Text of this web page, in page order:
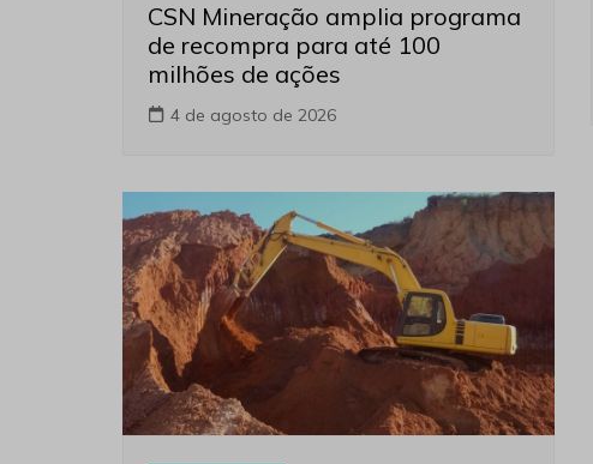
CSN Mineração amplia programa
de recompra para até 100
milhões de ações
4 de agosto de 2026